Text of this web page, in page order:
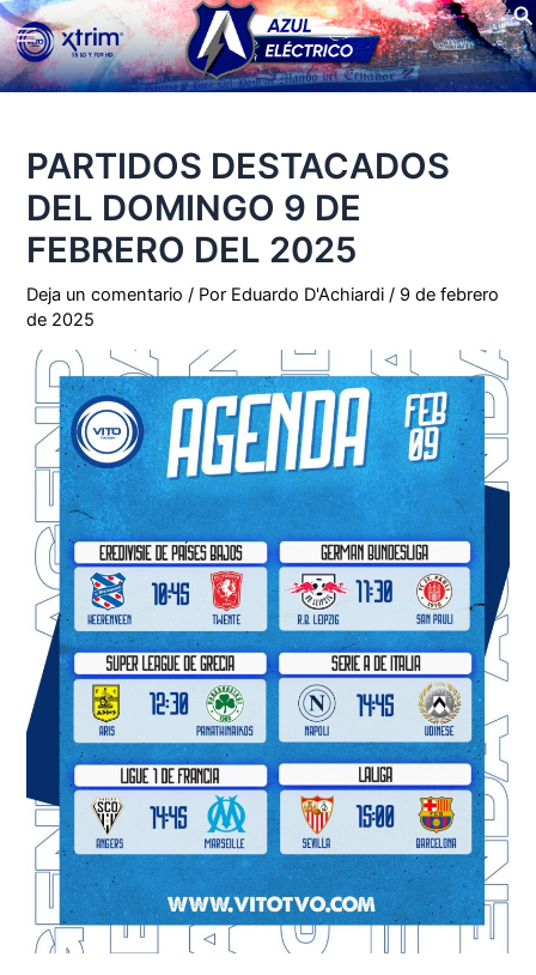
Ir
al
contenido
Main
Menu
PARTIDOS DESTACADOS
DEL DOMINGO 9 DE
FEBRERO DEL 2025
Deja un comentario / Por Eduardo D'Achiardi/ 9 de febrero
de 2025